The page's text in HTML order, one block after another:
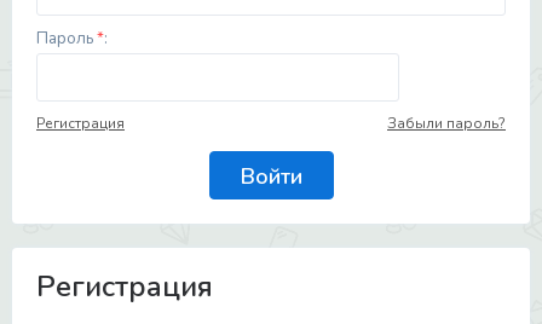
Пароль*:
Регистрация Забыли пароль?
Регистрация